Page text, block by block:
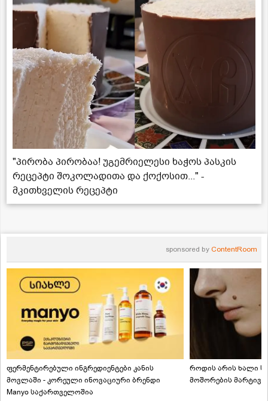
"პირობა პირობაა! უგემრიელესი ხაჭოს პასკის
რეცეპტი შოკოლადითა და ქოქოსით..." -
მკითხველის რეცეპტი
sponsored by ContentRoom
ფერმენტირებული ინგრედიენტები კანის
მოვლაში - კორეული ინოვაციური ბრენდი
Manyo საქართველოშია
როდის არის ხალი
მოშორების